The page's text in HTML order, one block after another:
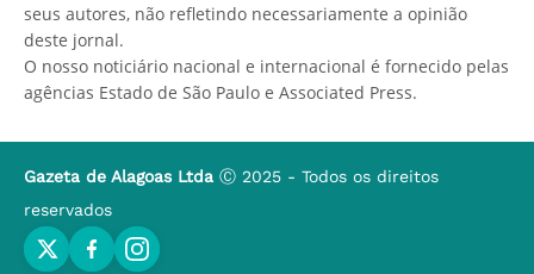
seus autores, não refletindo necessariamente a opinião
deste jornal.
O nosso noticiário nacional e internacional é fornecido pelas
agências Estado de São Paulo e Associated Press.
Gazeta de Alagoas Ltda Ⓒ 2025 - Todos os direitos
reservados